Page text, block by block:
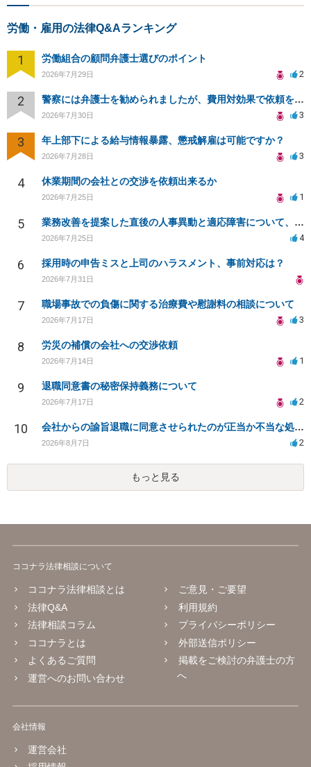
労働・雇用の法律Q&Aランキング
1 労働組合の顧問弁護士選びのポイント
2026年7月29日 2
2 警察には弁護士を勧められましたが、費用対効果で依頼をすることを躊躇しています。
2026年7月30日 3
3 年上部下による給与情報暴露、懲戒解雇は可能ですか？
2026年7月28日 3
4 休業期間の会社との交渉を依頼出来るか
2026年7月25日 1
5 業務改善を提案した直後の人事異動と適応障害について、法的に問題があるか相談したいです。
2026年7月25日 4
6 採用時の申告ミスと上司のハラスメント、事前対応は？
2026年7月31日
7 職場事故での負傷に関する治療費や慰謝料の相談について
2026年7月17日 3
8 労災の補償の会社への交渉依頼
2026年7月14日 1
9 退職同意書の秘密保持義務について
2026年7月17日 2
10 会社からの諭旨退職に同意させられたのが正当か不当な処分かどうか教えてほしい
2026年8月7日 2
もっと見る
ココナラ法律相談について
ココナラ法律相談とは
法律Q&A
法律相談コラム
ココナラとは
よくあるご質問
運営へのお問い合わせ
ご意見・ご要望
利用規約
プライバシーポリシー
外部送信ポリシー
掲載をご検討の弁護士の方
へ
会社情報
運営会社